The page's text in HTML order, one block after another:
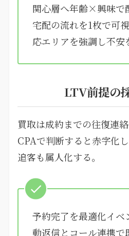
関心層へ年齢×興味で
宅配の流れを1枚で可
応エリアを強調し不安
LTV前提の
買取は成約までの往復連
CPAで判断すると赤字化
追客も属人化する。
予約完了を最適化イベ
動返信とコール連携で